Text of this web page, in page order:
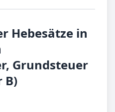
Hebesätze in
Grundsteuer
B)